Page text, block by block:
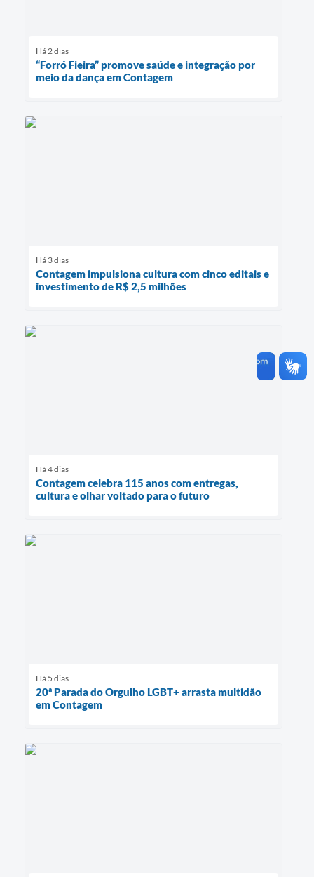
Há 2 dias
“Forró Fieira” promove saúde e integração por
meio da dança em Contagem
Há 3 dias
Contagem impulsiona cultura com cinco editais e
investimento de R$ 2,5 milhões
Há 4 dias
Contagem celebra 115 anos com entregas,
cultura e olhar voltado para o futuro
Há 5 dias
20ª Parada do Orgulho LGBT+ arrasta multidão
em Contagem